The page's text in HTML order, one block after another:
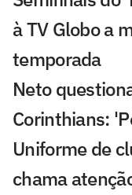
à TV Globo a
temporada
Neto
Corinthians:
Uniforme de
chama